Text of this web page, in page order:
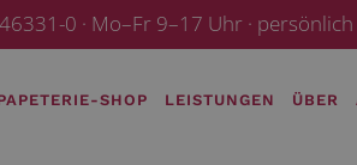
0 · Mo–Fr 9–17 Uhr ·
SHOP LEISTUNGEN ÜBER